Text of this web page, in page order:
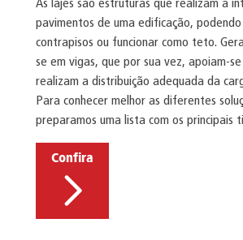
pavimentos de uma edificação,
contrapisos ou funcionar como teto.
se em vigas, que por sua vez, apoiam-
realizam a distribuição adequada da
Para conhecer melhor as diferentes
preparamos uma lista com os
Confira